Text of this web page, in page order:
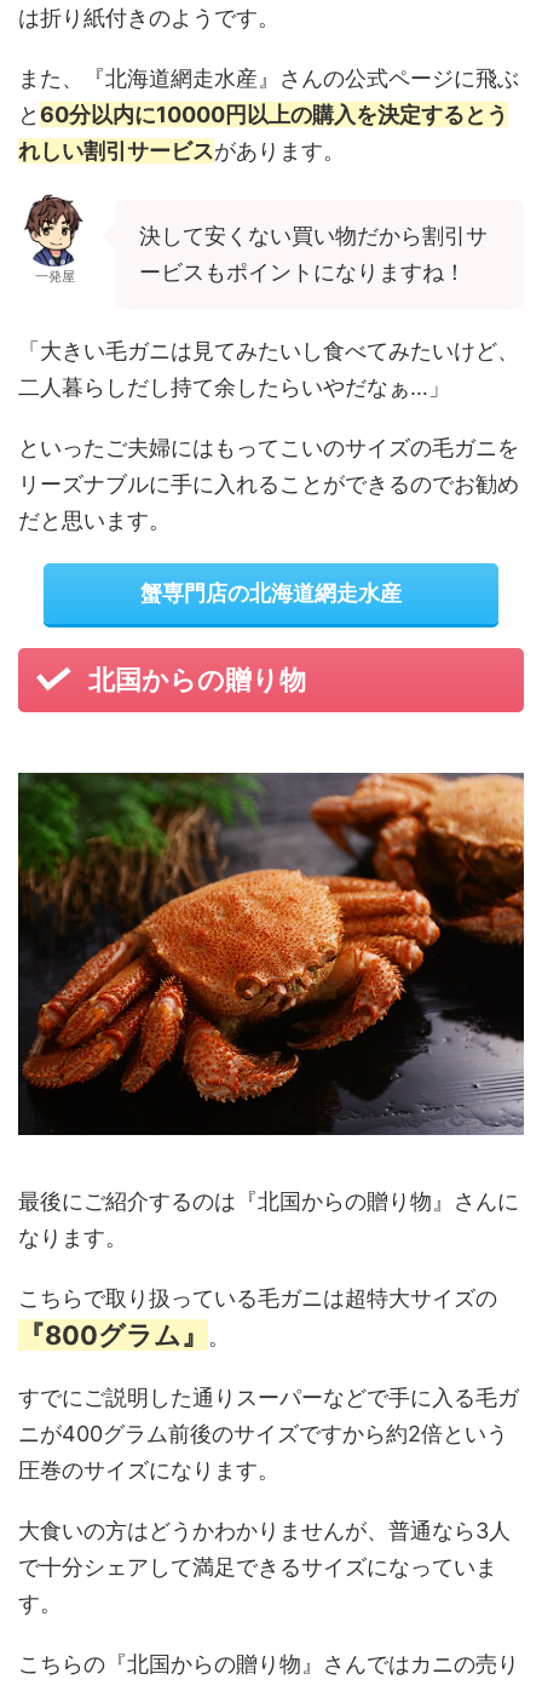
は折り紙付きのようです。
また、『北海道網走水産』さんの公式ページに飛ぶ
と60分以内に10000円以上の購入を決定するとう
れしい割引サービスがあります。
一発屋
決して安くない買い物だから割引サ
ービスもポイントになりますね！
「大きい毛ガニは見てみたいし食べてみたいけど、
二人暮らしだし持て余したらいやだなぁ…」
といったご夫婦にはもってこいのサイズの毛ガニを
リーズナブルに手に入れることができるのでお勧め
だと思います。
蟹専門店の北海道網走水産
北国からの贈り物
最後にご紹介するのは『北国からの贈り物』さんに
なります。
こちらで取り扱っている毛ガニは超特大サイズの
『800グラム』 。
すでにご説明した通りスーパーなどで手に入る毛ガ
ニが400グラム前後のサイズですから約2倍という
圧巻のサイズになります。
大食いの方はどうかわかりませんが、普通なら3人
で十分シェアして満足できるサイズになっていま
す。
こちらの『北国からの贈り物』さんではカニの売り